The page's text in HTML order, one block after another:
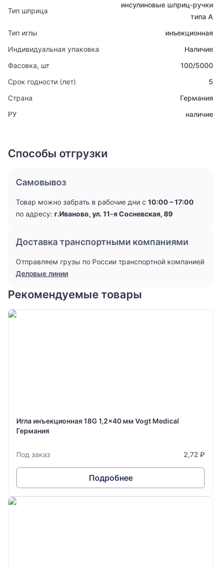
Тип шприца
инсулиновые шприц-ручки
типа А
Тип иглы
инъекционная
Индивидуальная упаковка
Наличие
Фасовка, шт
100/5000
Срок годности (лет)
5
Страна
Германия
РУ
наличие
Способы отгрузки
Самовывоз
Товар можно забрать в рабочие дни с 10:00 – 17:00
по адресу: г.Иваново, ул. 11-я Сосневская, 89
Доставка транспортными компаниями
Отправляем грузы по России транспортной компанией
Деловые линии
Рекомендуемые товары
Игла инъекционная 18G 1,2x40 мм Vogt Medical
Германия
Под заказ 2,72 ₽
Подробнее